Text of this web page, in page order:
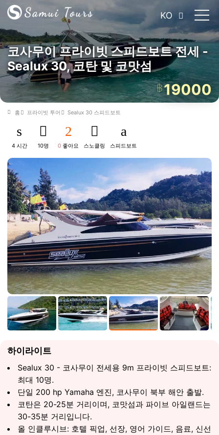
KO
코사무이 프라이빗 스피드보트 전세 -
Sealux 30, 코탄 및 코맛섬
฿19000
홈 프라이빗 투어 Sealux 30 스피드보트
4 시간 10명 0 좋아요 스노클링 스피드보트
하이라이트
Sealux 30 - 코사무이 전세용 9m 프라이빗 스피드보트:
최대 10명.
단일 200 hp Yamaha 엔진, 코사무이 북부 해안 출발.
코탄은 20-25분 거리이며, 코맛섬과 파이브 아일랜드는
30-35분 거리입니다.
올 인클루시브: 호텔 픽업, 선장, 영어 가이드, 음료, 신선